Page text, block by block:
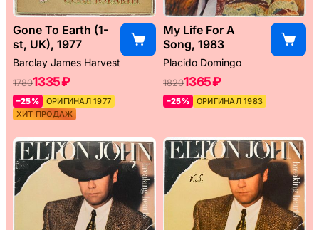
Gone To Earth (1-
st, UK), 1977
Barclay James Harvest
17801335 ₽
–25%
ОРИГИНАЛ 1977
ХИТ ПРОДАЖ
My Life For A
Song, 1983
Placido Domingo
18201365 ₽
–25% ОРИГИНАЛ 1983